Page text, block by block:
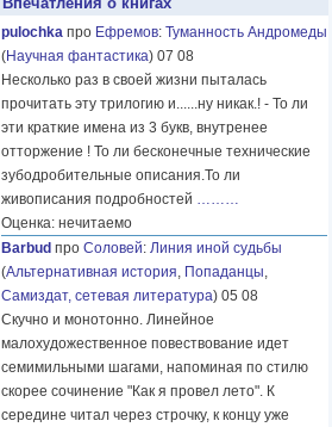
pulochka про Ефремов: Туманность Андромеды
(Научная фантастика) 07 08
Несколько раз в своей жизни пыталась
прочитать эту трилогию и......ну никак.! - То ли
эти краткие имена из 3 букв, внутренее
отторжение ! То ли бесконечные технические
зубодробительные описания.То ли
живописания подробностей ………
Оценка: нечитаемо
Barbud про Соловей: Линия иной судьбы
(Альтернативная история, Попаданцы,
Самиздат, сетевая литература) 05 08
Скучно и монотонно. Линейное
малохудожественное повествование идет
семимильными шагами, напоминая по стилю
скорее сочинение "Как я провел лето". К
середине читал через строчку, к концу уже